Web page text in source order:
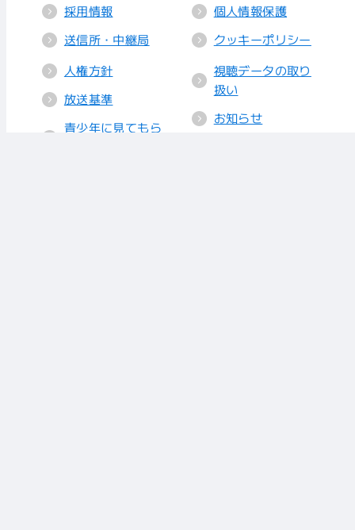
採用情報
送信所・中継局
人権方針
放送基準
青少年に見てもら
個人情報保護
クッキーポリシー
視聴データの取り
扱い
お知らせ